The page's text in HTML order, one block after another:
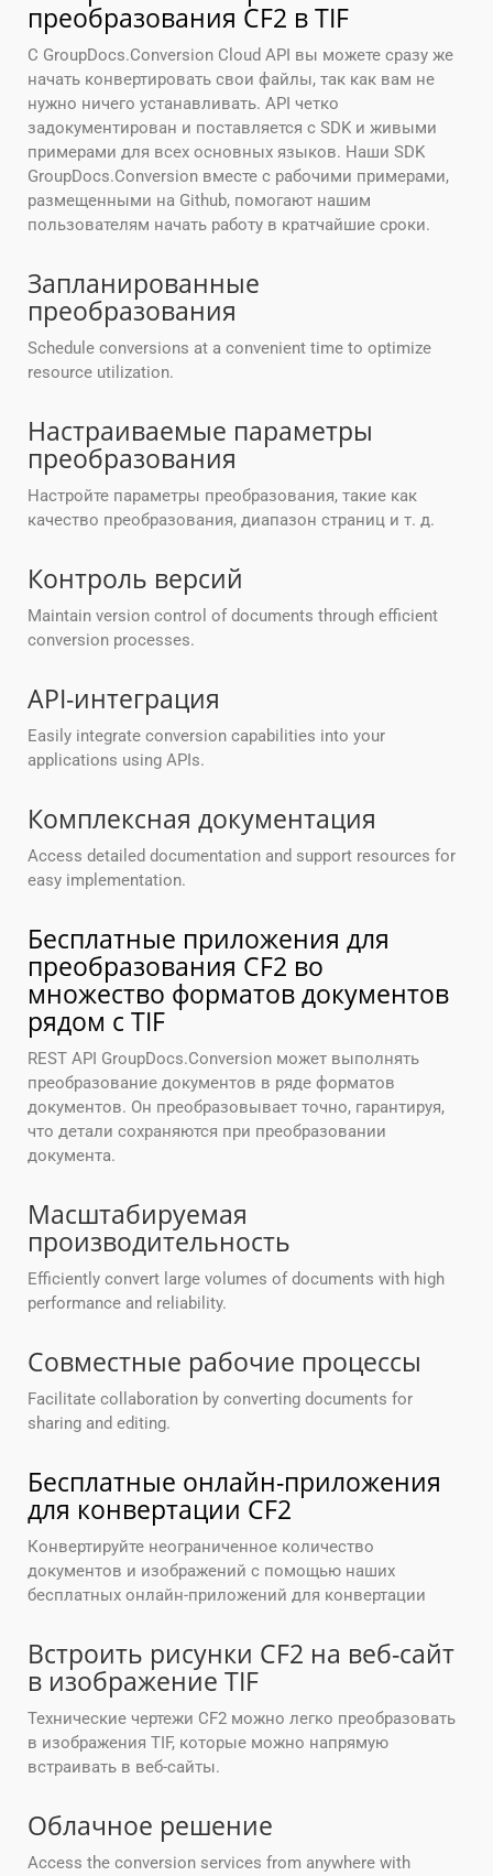
преобразования CF2 в TIF
С GroupDocs.Conversion Cloud API вы можете сразу же
начать конвертировать свои файлы, так как вам не
нужно ничего устанавливать. API четко
задокументирован и поставляется с SDK и живыми
примерами для всех основных языков. Наши SDK
GroupDocs.Conversion вместе с рабочими примерами,
размещенными на Github, помогают нашим
пользователям начать работу в кратчайшие сроки.
Запланированные
преобразования
Schedule conversions at a convenient time to optimize
resource utilization.
Настраиваемые параметры
преобразования
Настройте параметры преобразования, такие как
качество преобразования, диапазон страниц и т. д.
Контроль версий
Maintain version control of documents through efficient
conversion processes.
API-интеграция
Easily integrate conversion capabilities into your
applications using APIs.
Комплексная документация
Access detailed documentation and support resources for
easy implementation.
Бесплатные приложения для
преобразования CF2 во
множество форматов документов
рядом с TIF
REST API GroupDocs.Conversion может выполнять
преобразование документов в ряде форматов
документов. Он преобразовывает точно, гарантируя,
что детали сохраняются при преобразовании
документа.
Масштабируемая
производительность
Efficiently convert large volumes of documents with high
performance and reliability.
Совместные рабочие процессы
Facilitate collaboration by converting documents for
sharing and editing.
Бесплатные онлайн-приложения
для конвертации CF2
Конвертируйте неограниченное количество
документов и изображений с помощью наших
бесплатных онлайн-приложений для конвертации
Встроить рисунки CF2 на веб-сайт
в изображение TIF
Технические чертежи CF2 можно легко преобразовать
в изображения TIF, которые можно напрямую
встраивать в веб-сайты.
Облачное решение
Access the conversion services from anywhere with